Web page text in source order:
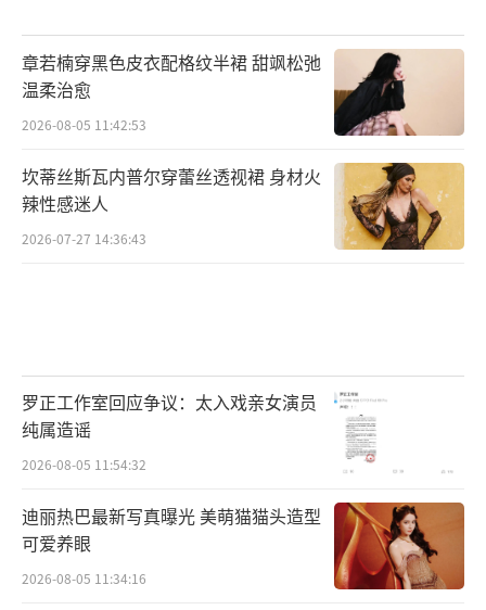
作为国内首档熟龄女性观察节目，《姐姐
当家2》在延续第一季真实观察内核的基础上，
实现传播概念全面升级，从第一季的“不再害
怕”迈向第二季的“爱是什么”，以“爱”为
切口，进一步探讨熟龄女性在人生不同阶段的
成长、关系与自我。
择，在关于爱的不断追问中，看见生活的更多
可能，也持续释放熟龄女性观察节目的社会价
值与现实意义。
章若楠穿黑色皮衣配格纹半裙 甜飒松弛
温柔治愈
2026-08-05 11:42:53
坎蒂丝斯瓦内普尔穿蕾丝透视裙 身材火
辣性感迷人
2026-07-27 14:36:43
罗正工作室回应争议：太入戏亲女演员
纯属造谣
2026-08-05 11:54:32
迪丽热巴最新写真曝光 美萌猫猫头造型
可爱养眼
2026-08-05 11:34:16